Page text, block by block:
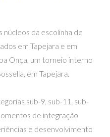
da escolinha de
em Tapejara e em
Onça, um torneio interno
em Tapejara.
sub-9, sub-11, sub-
de integração
e desenvolvimento